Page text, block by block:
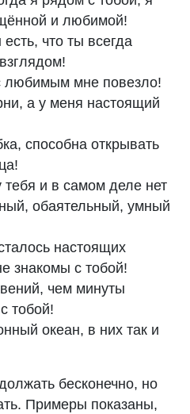
и любимой!
что ты всегда
любимым мне повезло!
а у меня настоящий
способна открывать
тебя и в самом деле нет
обаятельный, умный
настоящих
знакомы с тобой!
чем минуты
тобой!
океан, в них так и
бесконечно, но
Примеры показаны,